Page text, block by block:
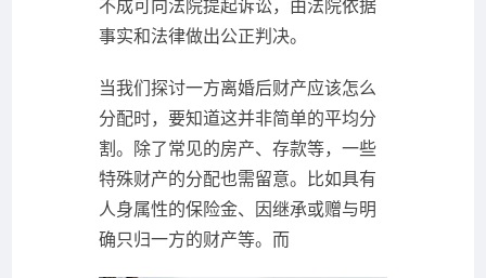
不成可向法院提起诉讼，由法院依据
事实和法律做出公正判决。
当我们探讨一方离婚后财产应该怎么
分配时，要知道这并非简单的平均分
割。除了常见的房产、存款等，一些
特殊财产的分配也需留意。比如具有
人身属性的保险金、因继承或赠与明
确只归一方的财产等。而